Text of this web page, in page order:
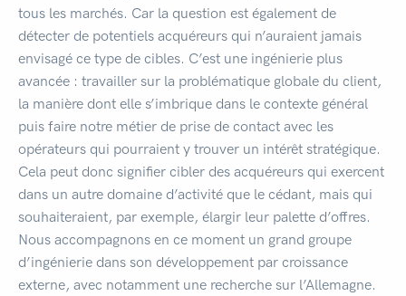
tous les marchés. Car la question est également de
détecter de potentiels acquéreurs qui n’auraient jamais
envisagé ce type de cibles. C’est une ingénierie plus
avancée : travailler sur la problématique globale du client,
la manière dont elle s’imbrique dans le contexte général
puis faire notre métier de prise de contact avec les
opérateurs qui pourraient y trouver un intérêt stratégique.
Cela peut donc signifier cibler des acquéreurs qui exercent
dans un autre domaine d’activité que le cédant, mais qui
souhaiteraient, par exemple, élargir leur palette d’offres.
Nous accompagnons en ce moment un grand groupe
d’ingénierie dans son développement par croissance
externe, avec notamment une recherche sur l’Allemagne.